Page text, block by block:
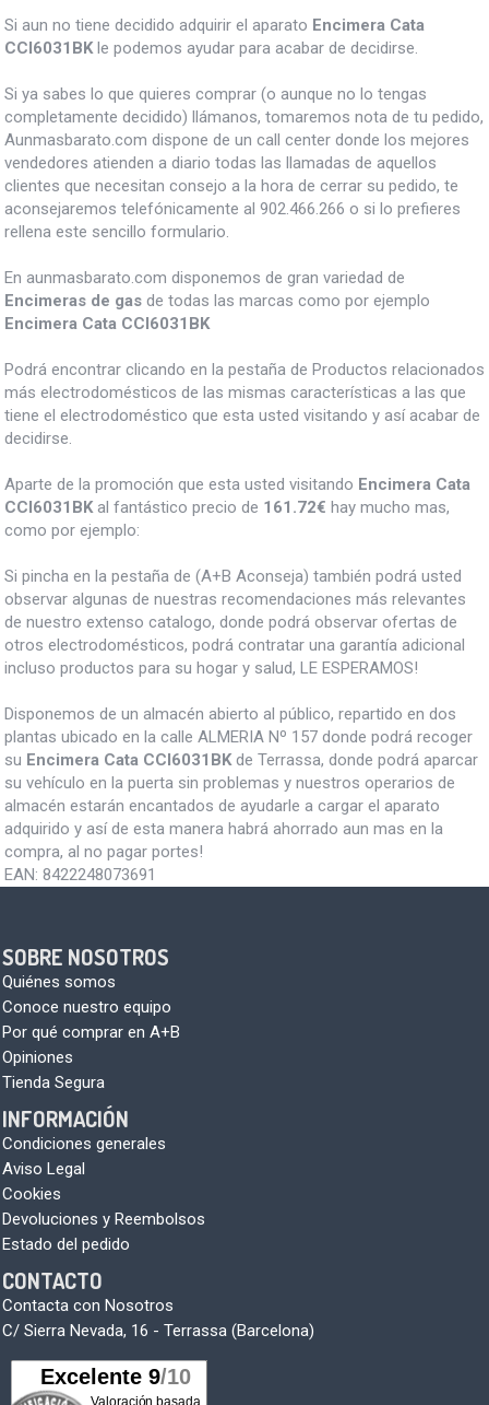
Si aun no tiene decidido adquirir el aparato Encimera Cata
CCI6031BK le podemos ayudar para acabar de decidirse.
Si ya sabes lo que quieres comprar (o aunque no lo tengas
completamente decidido) llámanos, tomaremos nota de tu pedido,
Aunmasbarato.com dispone de un call center donde los mejores
vendedores atienden a diario todas las llamadas de aquellos
clientes que necesitan consejo a la hora de cerrar su pedido, te
aconsejaremos telefónicamente al 902.466.266 o si lo prefieres
rellena este sencillo formulario.
En aunmasbarato.com disponemos de gran variedad de
Encimeras de gas de todas las marcas como por ejemplo
Encimera Cata CCI6031BK
Podrá encontrar clicando en la pestaña de Productos relacionados
más electrodomésticos de las mismas características a las que
tiene el electrodoméstico que esta usted visitando y así acabar de
decidirse.
Aparte de la promoción que esta usted visitando Encimera Cata
CCI6031BK al fantástico precio de 161.72€ hay mucho mas,
como por ejemplo:
Si pincha en la pestaña de (A+B Aconseja) también podrá usted
observar algunas de nuestras recomendaciones más relevantes
de nuestro extenso catalogo, donde podrá observar ofertas de
otros electrodomésticos, podrá contratar una garantía adicional
incluso productos para su hogar y salud, LE ESPERAMOS!
Disponemos de un almacén abierto al público, repartido en dos
plantas ubicado en la calle ALMERIA Nº 157 donde podrá recoger
su Encimera Cata CCI6031BK de Terrassa, donde podrá aparcar
su vehículo en la puerta sin problemas y nuestros operarios de
almacén estarán encantados de ayudarle a cargar el aparato
adquirido y así de esta manera habrá ahorrado aun mas en la
compra, al no pagar portes!
EAN: 8422248073691
SOBRE NOSOTROS
Quiénes somos
Conoce nuestro equipo
Por qué comprar en A+B
Opiniones
Tienda Segura
INFORMACIÓN
Condiciones generales
Aviso Legal
Cookies
Devoluciones y Reembolsos
Estado del pedido
CONTACTO
Contacta con Nosotros
C/ Sierra Nevada, 16 - Terrassa (Barcelona)